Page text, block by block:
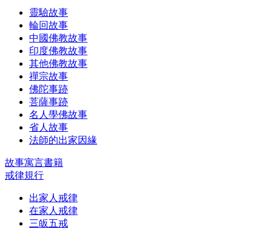
靈驗故事
輪回故事
中國佛教故事
印度佛教故事
其他佛教故事
禪宗故事
佛陀事跡
菩薩事跡
名人學佛故事
省人故事
法師的出家因緣
故事寓言書籍
戒律規行
出家人戒律
在家人戒律
三皈五戒